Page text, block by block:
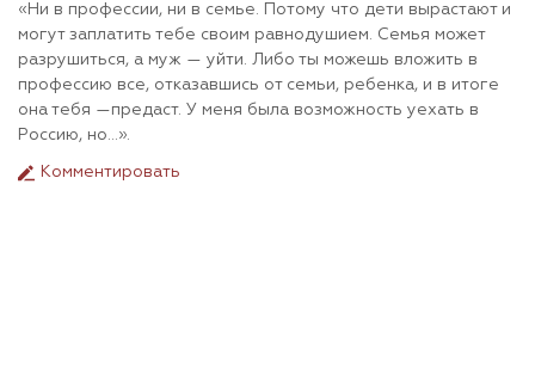
«Ни в профессии, ни в семье. Потому что дети вырастают и
могут заплатить тебе своим равнодушием. Семья может
разрушиться, а муж — уйти. Либо ты можешь вложить в
профессию все, отказавшись от семьи, ребенка, и в итоге
она тебя —предаст. У меня была возможность уехать в
Россию, но…».
Комментировать